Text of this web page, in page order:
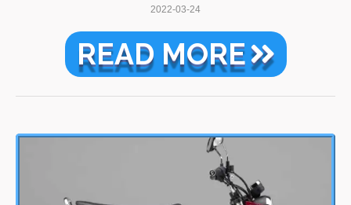
2022-03-24
READ MORE